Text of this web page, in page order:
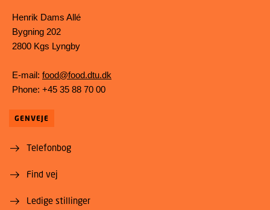
Henrik Dams Allé
Bygning 202
2800 Kgs Lyngby
E-mail: food@food.dtu.dk
Phone: +45 35 88 70 00
GENVEJE
Telefonbog
Find vej
Ledige stillinger